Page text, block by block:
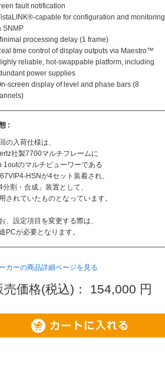
fault notification
capable for configuration and monitoring
SNMP
processing delay (1 frame)
time control of display outputs via Maestro™
reliable, hot-swappable platform, including
power supplies
screen display of level and phase bars (8
:
の入荷仕様は、
社製7700マルチフレームに
1outのマルチビューワーである
HSNが4セット装着され、
4分割・合成」装置として、
されていたものとなっています。
、設定項目を変更する際は、
PCが必要となります。
カーの商品詳細ページを見る
売価格(税込)： 154,000 円